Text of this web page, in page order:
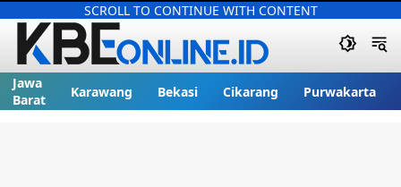
SCROLL TO CONTINUE WITH CONTENT
Jawa
Barat
Karawang Bekasi Cikarang Purwakarta